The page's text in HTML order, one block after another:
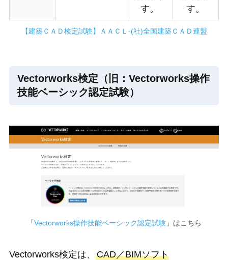
す。
す。
【建築ＣＡＤ検定試験】ＡＡＣＬ-(社)全国建築ＣＡＤ連盟
Vectorworks検定（旧：Vectorworks操作
技能ベーシック認定試験）
「Vectorworks操作技能ベーシック認定試験」はこちら
Vectorworks検定は、 CAD／BIMソフト